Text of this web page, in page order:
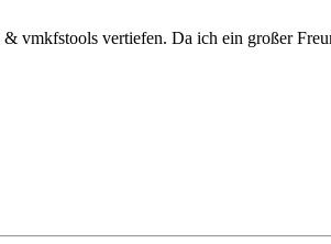
vertiefen. Da ich ein großer